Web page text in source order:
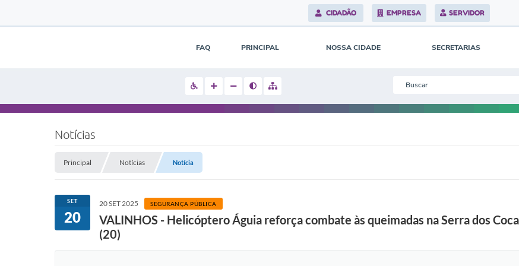
CIDADÃO EMPRESA SERVIDOR
FAQ PRINCIPAL NOSSA CIDADE SECRETARIAS
Notícias
Principal Notícias Notícia
SET
20
20 SET 2025 SEGURANÇA PÚBLICA
VALINHOS - Helicóptero Águia reforça combate às queimadas na Serra dos
(20)
i
i
a
t
i